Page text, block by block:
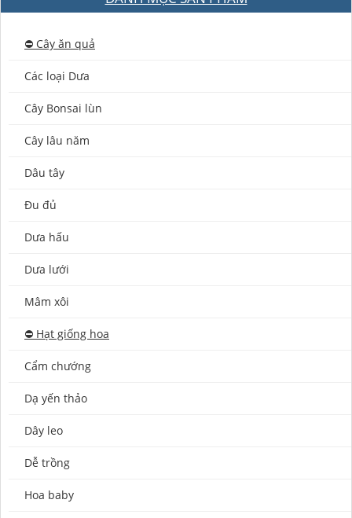
⛔️ Cây ăn quả
Các loại Dưa
Cây Bonsai lùn
Cây lâu năm
Dâu tây
Đu đủ
Dưa hấu
Dưa lưới
Mâm xôi
⛔️ Hạt giống hoa
Cẩm chướng
Dạ yến thảo
Dây leo
Dễ trồng
Hoa baby